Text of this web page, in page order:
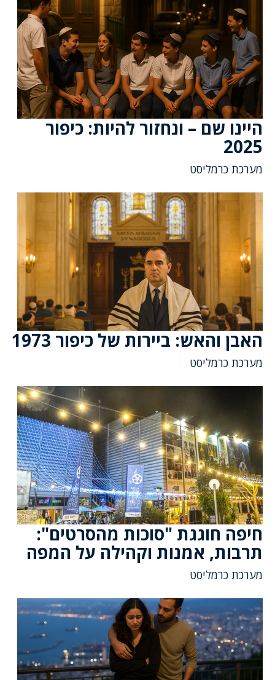
היינו שם – ונחזור להיות: כיפור
2025
מערכת כרמליסט
האבן והאש: ביירות של כיפור 1973
מערכת כרמליסט
חיפה חוגגת "סוכות מהסרטים":
תרבות, אמנות וקהילה על המפה
מערכת כרמליסט